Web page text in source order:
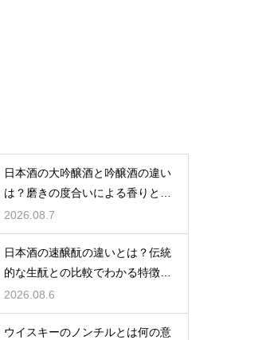
日本酒の大吟醸酒と吟醸酒の違い
は？磨きの度合いによる香りと味
の差を解説
2026.08.7
日本酒の速醸酛の違いとは？伝統
的な生酛との比較でわかる特徴を
解説
2026.08.6
ウイスキーのノンチルとは何の意